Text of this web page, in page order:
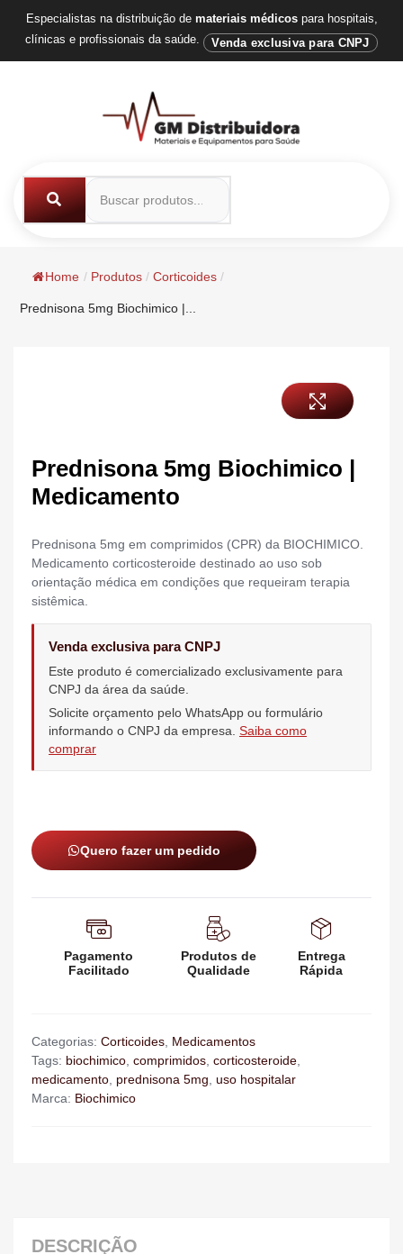
Especialistas na distribuição de materiais médicospara hospitais,
clínicas e profissionais da saúde.
Venda exclusiva para CNPJ
Home / Produtos / Corticoides /
Prednisona 5mg Biochimico |...
Prednisona 5mg Biochimico |
Medicamento
Prednisona 5mg em comprimidos (CPR) da BIOCHIMICO.
Medicamento corticosteroide destinado ao uso sob
orientação médica em condições que requeiram terapia
sistêmica.
Venda exclusiva para CNPJ
Este produto é comercializado exclusivamente para
CNPJ da área da saúde.
Solicite orçamento pelo WhatsApp ou formulário
informando o CNPJ da empresa. Saiba como
comprar
Quero fazer um pedido
Pagamento
Facilitado
Produtos de
Qualidade
Entrega
Rápida
Categorias: Corticoides, Medicamentos
Tags: biochimico, comprimidos, corticosteroide,
medicamento, prednisona 5mg, uso hospitalar
Marca: Biochimico
DESCRIÇÃO